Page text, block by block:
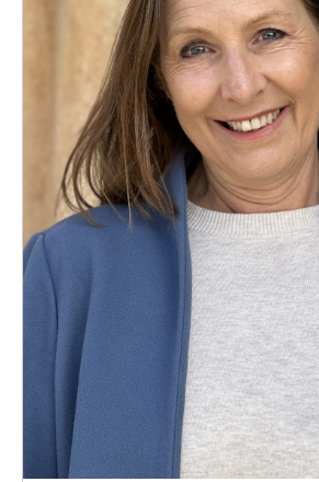
Underhållning och event
Humoristiska föredrag
Ljus och belysning
Komiker
Konst
Middagsunderhållning
Musiker
Something a Little Different